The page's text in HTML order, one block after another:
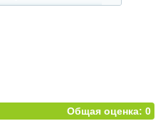
Общая оценка: 0